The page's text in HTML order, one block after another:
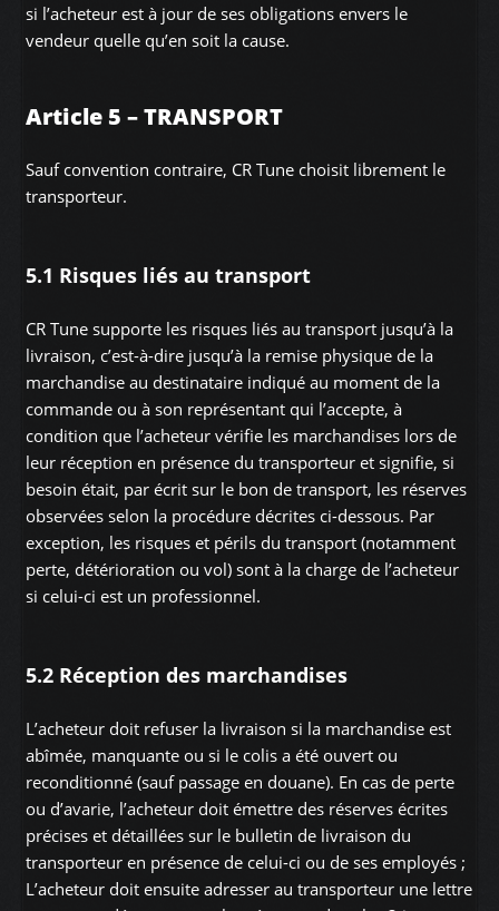
si l’acheteur est à jour de ses obligations envers le
vendeur quelle qu’en soit la cause.
Article 5 – TRANSPORT
Sauf convention contraire, CR Tune choisit librement le
transporteur.
5.1 Risques liés au transport
CR Tune supporte les risques liés au transport jusqu’à la
livraison, c’est-à-dire jusqu’à la remise physique de la
marchandise au destinataire indiqué au moment de la
commande ou à son représentant qui l’accepte, à
condition que l’acheteur vérifie les marchandises lors de
leur réception en présence du transporteur et signifie, si
besoin était, par écrit sur le bon de transport, les réserves
observées selon la procédure décrites ci-dessous. Par
exception, les risques et périls du transport (notamment
perte, détérioration ou vol) sont à la charge de l’acheteur
si celui-ci est un professionnel.
5.2 Réception des marchandises
L’acheteur doit refuser la livraison si la marchandise est
abîmée, manquante ou si le colis a été ouvert ou
reconditionné (sauf passage en douane). En cas de perte
ou d’avarie, l’acheteur doit émettre des réserves écrites
précises et détaillées sur le bulletin de livraison du
transporteur en présence de celui-ci ou de ses employés ;
L’acheteur doit ensuite adresser au transporteur une lettre